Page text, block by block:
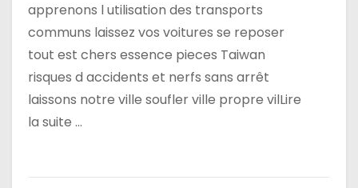
a
r
t
apprenons l utilisation des transports
communs laissez vos voitures se reposer
tout est chers essence pieces Taiwan
risques d accidents et nerfs sans arrêt
laissons notre ville soufler ville propre vilLire
la suite …